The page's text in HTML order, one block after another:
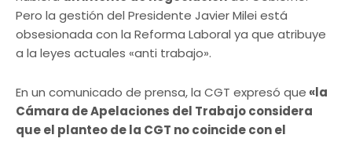
Pero la gestión del Presidente Javier Milei está
obsesionada con la Reforma Laboral ya que atribuye
a la leyes actuales «anti trabajo».
En un comunicado de prensa, la CGT expresó que «la
Cámara de Apelaciones del Trabajo considera
que el planteo de la CGT no coincide con el